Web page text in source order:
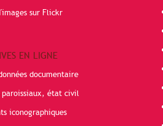
sur Flickr
EN LIGNE
documentaire
paroissiaux, état civil
iconographiques